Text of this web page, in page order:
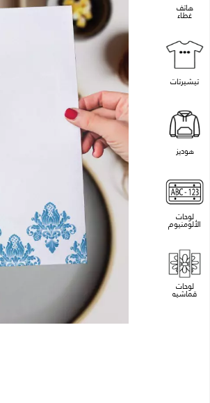
هاتف
غطاء
تيشيرتات
هوديز
لوحات
الألومنيوم
لوحات
قماشيه